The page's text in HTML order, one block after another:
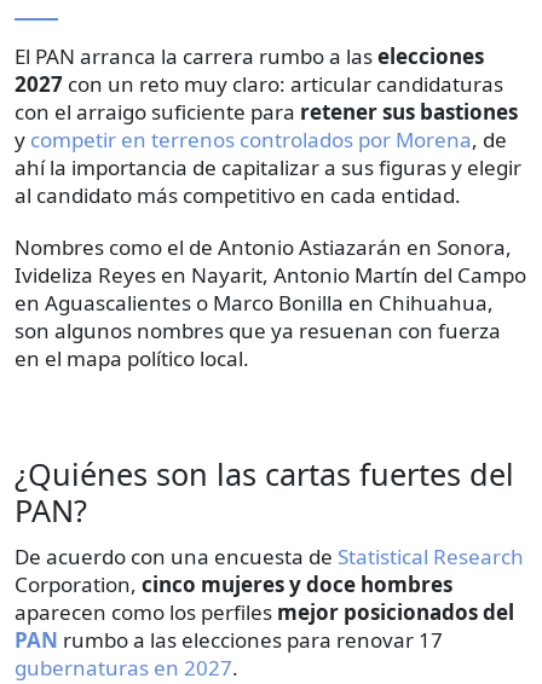
El PAN arranca la carrera rumbo a laselecciones
2027 con un reto muy claro: articular candidaturas
con el arraigo suficiente para retener sus bastiones
y competir en terrenos controlados por Morena, de
ahí la importancia de capitalizar a sus figuras y elegir
al candidato más competitivo en cada entidad.
Nombres como el de Antonio Astiazarán en Sonora,
Ivideliza Reyes en Nayarit, Antonio Martín del Campo
en Aguascalientes o Marco Bonilla en Chihuahua,
son algunos nombres que ya resuenan con fuerza
en el mapa político local.
¿Quiénes son las cartas fuertes del
PAN?
De acuerdo con una encuesta de Statistical Research
Corporation, cinco mujeres y doce hombres
aparecen como los perfiles mejor posicionados del
PAN rumbo a las elecciones para renovar 17
gubernaturas en 2027.